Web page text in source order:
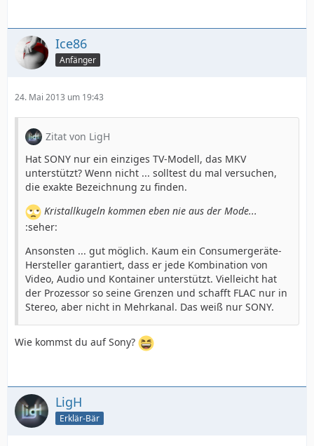
Ice86
Anfänger
24. Mai 2013 um 19:43
Zitat von LigH
Hat SONY nur ein einziges TV-Modell, das MKV
unterstützt? Wenn nicht ... solltest du mal versuchen,
die exakte Bezeichnung zu finden.
Kristallkugeln kommen eben nie aus der Mode...
:seher:
Ansonsten ... gut möglich. Kaum ein Consumergeräte-
Hersteller garantiert, dass er jede Kombination von
Video, Audio und Kontainer unterstützt. Vielleicht hat
der Prozessor so seine Grenzen und schafft FLAC nur in
Stereo, aber nicht in Mehrkanal. Das weiß nur SONY.
Wie kommst du auf Sony?
LigH
Erklär-Bär